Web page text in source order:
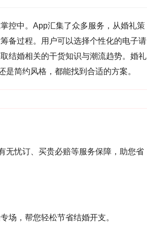
控中。App汇集了众多服务，从婚礼策
备过程。用户可以选择个性化的电子请
结婚相关的干货知识与潮流趋势。婚礼
简约风格，都能找到合适的方案。
无忧订、买贵必赔等服务保障，助您省
场，帮您轻松节省结婚开支。